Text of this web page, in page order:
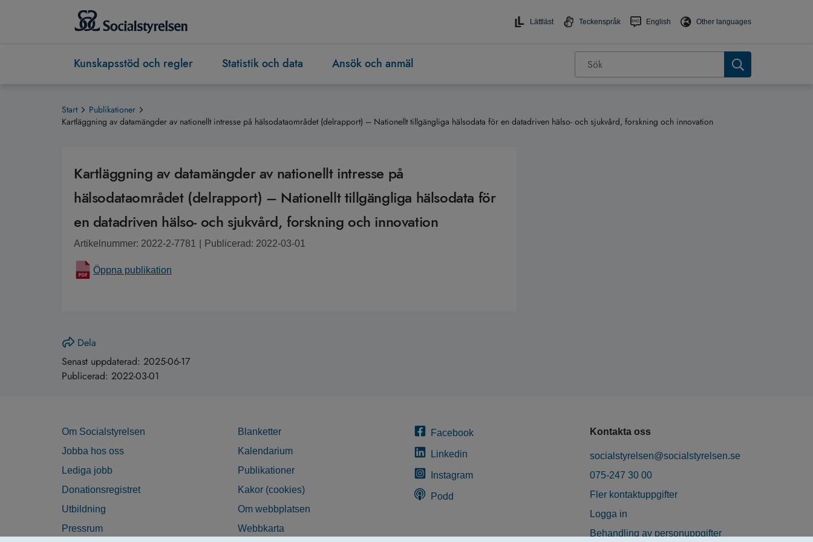
Lättläst Teckenspråk English Other languages
Kunskapsstöd och regler Statistik och data Ansök och anmäl
Start
Publikationer
Kartläggning av datamängder av nationellt intresse på hälsodataområdet (delrapport) – Nationellt tillgängliga hälsodata för en datadriven hälso- och sjukvård, forskning och innovation
Kartläggning av datamängder av nationellt intresse på
hälsodataområdet (delrapport) – Nationellt tillgängliga hälsodata för
en datadriven hälso- och sjukvård, forskning och innovation
Artikelnummer: 2022-2-7781 Publicerad: 2022-03-01
Öppna publikation
Dela
Senast uppdaterad: 2025-06-17
Publicerad: 2022-03-01
Om Socialstyrelsen
Jobba hos oss
Lediga jobb
Donationsregistret
Utbildning
Pressrum
Blanketter
Kalendarium
Publikationer
Kakor (cookies)
Om webbplatsen
Webbkarta
Facebook
Linkedin
Instagram
Podd
Kontakta oss
socialstyrelsen@socialstyrelsen.se
075-247 30 00
Fler kontaktuppgifter
Logga in
Behandling av personuppgifter